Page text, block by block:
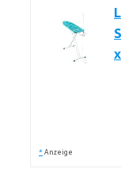
* Anzeige